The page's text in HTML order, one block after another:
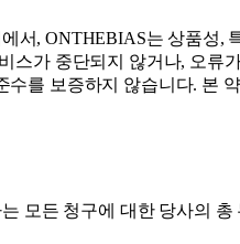
, ONTHEBIAS는 상품성,
가 중단되지 않거나, 오류
를 보증하지 않습니다. 본
모든 청구에 대한 당사의